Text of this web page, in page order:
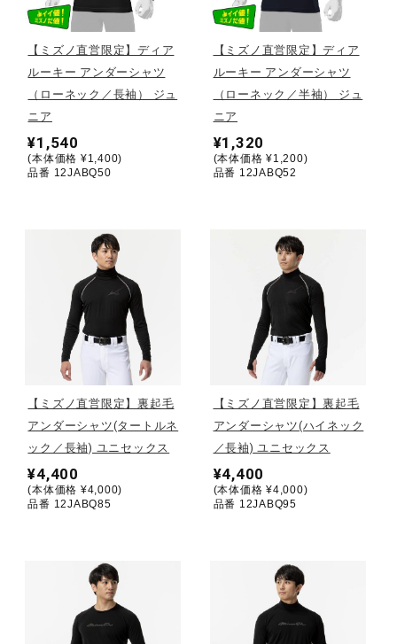
アウトドア／レイン
健康／エクササイズ
ジュニア／キッズ
メディカル
コラボ／ライセンス
セール
その他
サポート
直営店一覧
【ミズノ直営限定】ディア
ルーキー アンダーシャツ
（ローネック／長袖） ジュ
ニア
¥1,540
(本体価格 ¥1,400)
品番 12JABQ50
【ミズノ直営限定】ディア
ルーキー アンダーシャツ
（ローネック／半袖） ジュ
ニア
¥1,320
(本体価格 ¥1,200)
品番 12JABQ52
【ミズノ直営限定】裏起毛
アンダーシャツ(タートルネ
ック／長袖) ユニセックス
¥4,400
(本体価格 ¥4,000)
品番 12JABQ85
【ミズノ直営限定】裏起毛
アンダーシャツ(ハイネック
／長袖) ユニセックス
¥4,400
(本体価格 ¥4,000)
品番 12JABQ95